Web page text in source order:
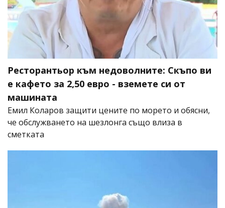
Ресторантьор към недоволните: Скъпо ви
е кафето за 2,50 евро - вземете си от
машината
Емил Коларов защити цените по морето и обясни,
че обслужването на шезлонга също влиза в
сметката